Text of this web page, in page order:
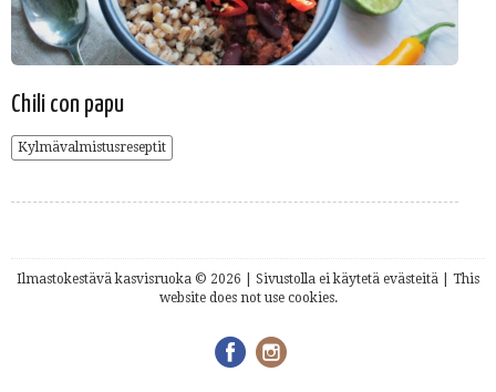
Chili con papu
Kylmävalmistusreseptit
Ilmastokestävä kasvisruoka © 2026 | Sivustolla ei käytetä evästeitä | This
website does not use cookies.